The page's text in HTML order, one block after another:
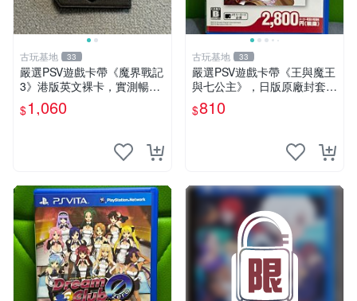
古玩基地 33
嚴選PSV遊戲卡帶《魔界戰記
3》港版英文裸卡，實測暢玩
無障礙，限索尼PSV機器運行
psv 港版 魔界戰記3
$1,060
古玩基地 33
嚴選PSV遊戲卡帶《王與魔王
與七公主》，日版原廠封套，
雙面精美封面，實測暢玩無障
礙。久藏家中，輕微使用痕
估。古董級遊戲限量收
$810